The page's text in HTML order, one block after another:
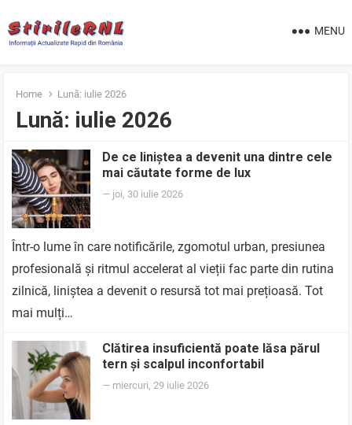
MENU
Home Lună: iulie 2026
Lună: iulie 2026
De ce liniștea a devenit una dintre cele
mai căutate forme de lux
— joi, 30 iulie 2026
Într-o lume în care notificările, zgomotul urban, presiunea
profesională și ritmul accelerat al vieții fac parte din rutina
zilnică, liniștea a devenit o resursă tot mai prețioasă. Tot
mai mulți…
Clătirea insuficientă poate lăsa părul
tern și scalpul inconfortabil
— miercuri, 29 iulie 2026